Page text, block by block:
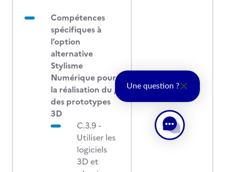
Compétences
spécifiques à
l’option
alternative
Stylisme
Numérique pour
la réalisation du /
des prototypes
3D
C.3.9 -
Utiliser les
logiciels
3D et
Une question ?